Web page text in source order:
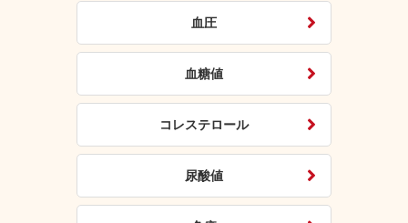
血圧
血糖値
コレステロール
尿酸値